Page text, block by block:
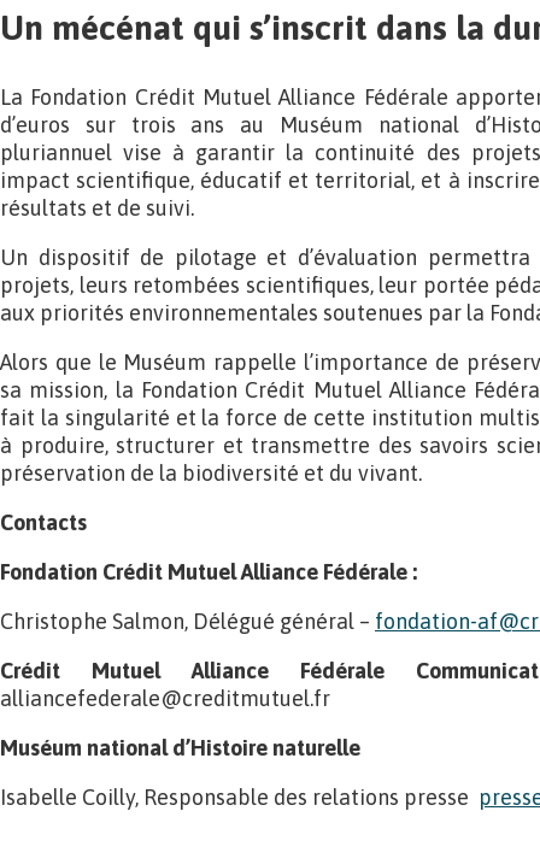
Un mécénat qui s’inscrit dans la
La Fondation Crédit Mutuel Alliance Fédérale
d’euros sur trois ans au Muséum national
pluriannuel vise à garantir la continuité des
impact scientifique, éducatif et territorial, et à inscrire
résultats et de suivi.
Un dispositif de pilotage et d’évaluation permettra
projets, leurs retombées scientifiques, leur portée
aux priorités environnementales soutenues par la
Alors que le Muséum rappelle l’importance de
sa mission, la Fondation Crédit Mutuel Alliance
fait la singularité et la force de cette institution
à produire, structurer et transmettre des savoirs
préservation de la biodiversité et du vivant.
Contacts
Fondation Crédit Mutuel Alliance Fédérale :
Christophe Salmon, Délégué général – fondation-
Crédit Mutuel Alliance Fédérale
alliancefederale@creditmutuel.fr
Muséum national d’Histoire naturelle
Isabelle Coilly, Responsable des relations presse